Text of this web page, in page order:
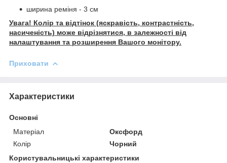
ширина реміня - 3 см
Увага! Колір та відтінок (яскравість, контрастність,
насиченість) може відрізнятися, в залежності від
налаштування та розширення Вашого монітору.
Приховати
Характеристики
Основні
Матеріал
Оксфорд
Колір
Чорний
Користувальницькі характеристики